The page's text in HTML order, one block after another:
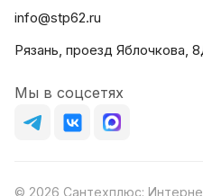
info@stp62.ru
Рязань, проезд Яблочкова,
Мы в соцсетях
© 2026 Сантехплюс: